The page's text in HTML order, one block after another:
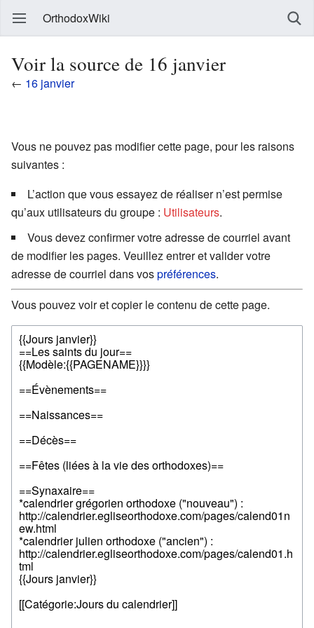
OrthodoxWiki
Voir la source de 16 janvier
← 16 janvier
Vous ne pouvez pas modifier cette page, pour les raisons
suivantes :
L’action que vous essayez de réaliser n’est permise
qu’aux utilisateurs du groupe : Utilisateurs.
Vous devez confirmer votre adresse de courriel avant
de modifier les pages. Veuillez entrer et valider votre
adresse de courriel dans vospréférences.
Vous pouvez voir et copier le contenu de cette page.